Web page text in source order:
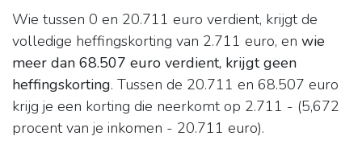
Wie tussen 0 en 20.711 euro verdient, krijgt de
volledige heffingskorting van 2.711 euro, en wie
meer dan 68.507 euro verdient, krijgt geen
heffingskorting. Tussen de 20.711 en 68.507 euro
krijg je een korting die neerkomt op 2.711 - (5,672
procent van je inkomen - 20.711 euro).